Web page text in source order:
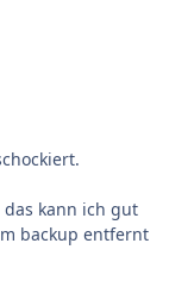
kann ich gut
backup entfernt